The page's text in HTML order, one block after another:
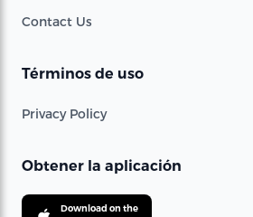
Contact Us
Términos de uso
Privacy Policy
Obtener la aplicación
Download on the